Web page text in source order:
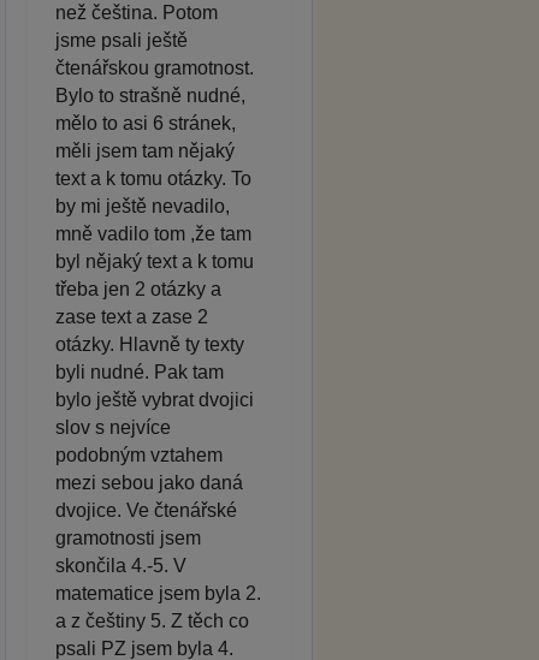
než čeština. Potom
jsme psali ještě
čtenářskou gramotnost.
Bylo to strašně nudné,
mělo to asi 6 stránek,
měli jsem tam nějaký
text a k tomu otázky. To
by mi ještě nevadilo,
mně vadilo tom ,že tam
byl nějaký text a k tomu
třeba jen 2 otázky a
zase text a zase 2
otázky. Hlavně ty texty
byli nudné. Pak tam
bylo ještě vybrat dvojici
slov s nejvíce
podobným vztahem
mezi sebou jako daná
dvojice. Ve čtenářské
gramotnosti jsem
skončila 4.-5. V
matematice jsem byla 2.
a z češtiny 5. Z těch co
psali PZ jsem byla 4.